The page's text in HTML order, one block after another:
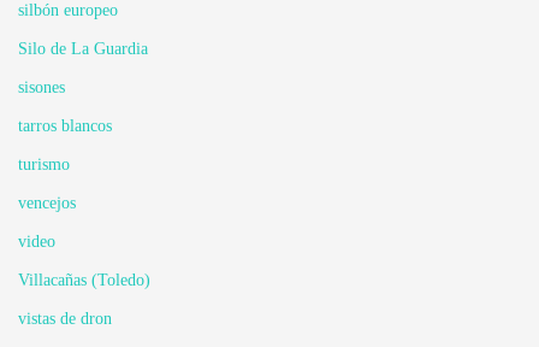
silbón europeo
Silo de La Guardia
sisones
tarros blancos
turismo
vencejos
video
Villacañas (Toledo)
vistas de dron